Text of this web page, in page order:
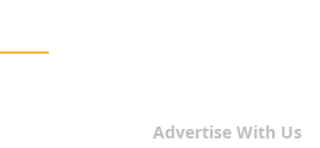
Advertise With Us